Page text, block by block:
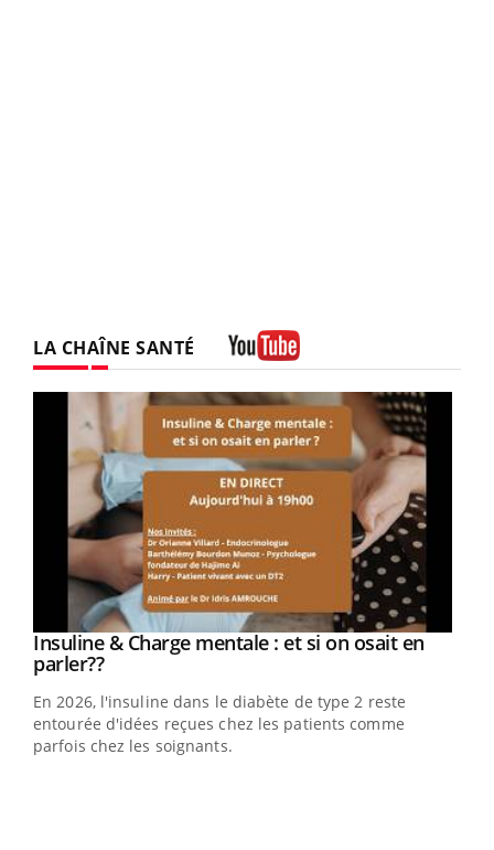
LA CHAÎNE SANTÉ
Youtube
Insuline & Charge mentale : et si on osait en
parler??Youtube
En 2026, l'insuline dans le diabète de type 2 reste
entourée d'idées reçues chez les patients comme
parfois chez les soignants.